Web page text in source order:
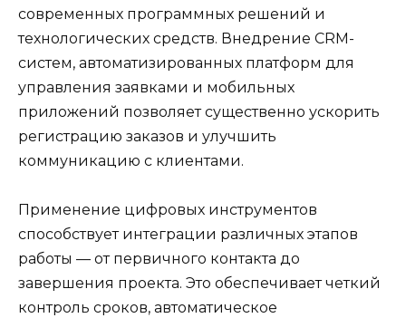
современных программных решений и
технологических средств. Внедрение CRM-
систем, автоматизированных платформ для
управления заявками и мобильных
приложений позволяет существенно ускорить
регистрацию заказов и улучшить
коммуникацию с клиентами.
Применение цифровых инструментов
способствует интеграции различных этапов
работы — от первичного контакта до
завершения проекта. Это обеспечивает четкий
контроль сроков, автоматическое